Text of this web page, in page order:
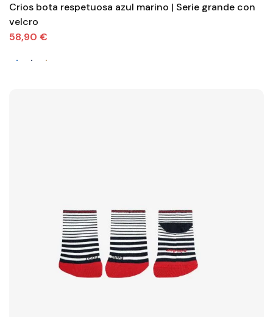
Crios bota respetuosa azul marino | Serie grande con
velcro
58,90 €